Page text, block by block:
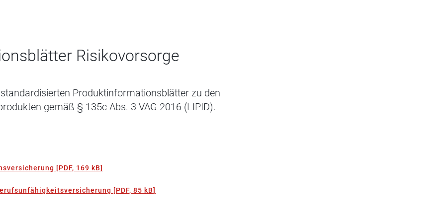
Risikovorsorge
Produktinformationsblätter zu den
gemäß § 135c Abs. 3 VAG 2016 (LIPID).
[PDF, 169 kB]
[PDF, 85 kB]